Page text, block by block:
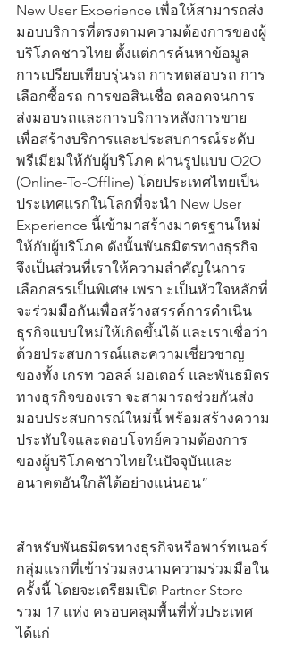
New User Experience เพื่อให้สามารถส่ง
มอบบริการที่ตรงตามความต้องการของผู้
บริโภคชาวไทย ตั้งแต่การค้นหาข้อมูล
การเปรียบเทียบรุ่นรถ การทดสอบรถ การ
เลือกซื้อรถ การขอสินเชื่อ ตลอดจนการ
ส่งมอบรถและการบริการหลังการขาย
เพื่อสร้างบริการและประสบการณ์ระดับ
พรีเมียมให้กับผู้บริโภค ผ่านรูปแบบ O2O
(Online-To-Offline) โดยประเทศไทยเป็น
ประเทศแรกในโลกที่จะนำ New User
Experience นี้เข้ามาสร้างมาตรฐานใหม่
ให้กับผู้บริโภค ดังนั้นพันธมิตรทางธุรกิจ
จึงเป็นส่วนที่เราให้ความสำคัญในการ
เลือกสรรเป็นพิเศษ เพรา ะเป็นหัวใจหลักที่
จะร่วมมือกันเพื่อสร้างสรรค์การดำเนิน
ธุรกิจแบบใหม่ให้เกิดขึ้นได้ และเราเชื่อว่า
ด้วยประสบการณ์และความเชี่ยวชาญ
ของทั้ง เกรท วอลล์ มอเตอร์ และพันธมิตร
ทางธุรกิจของเรา จะสามารถช่วยกันส่ง
มอบประสบการณ์ใหม่นี้ พร้อมสร้างความ
ประทับใจและตอบโจทย์ความต้องการ
ของผู้บริโภคชาวไทยในปัจจุบันและ
อนาคตอันใกล้ได้อย่างแน่นอน”
สำหรับพันธมิตรทางธุรกิจหรือพาร์ทเนอร์
กลุ่มแรกที่เข้าร่วมลงนามความร่วมมือใน
ครั้งนี้ โดยจะเตรียมเปิด Partner Store
รวม 17 แห่ง ครอบคลุมพื้นที่ทั่วประเทศ
ได้แก่